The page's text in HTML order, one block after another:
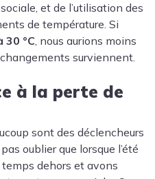
et de l’utilisation des
de température. Si
°C, nous aurions moins
surviennent.
à la perte de
sont des déclencheurs
oublier que lorsque l’été
dehors et avons